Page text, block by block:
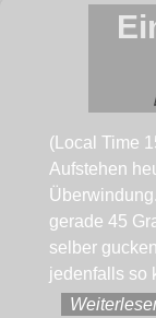
(Local Time
Aufstehen
gerade 45
selber
jedenfalls so